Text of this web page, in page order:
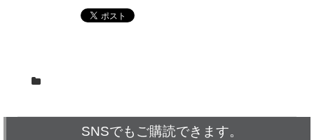
SNSでもご購読できます。